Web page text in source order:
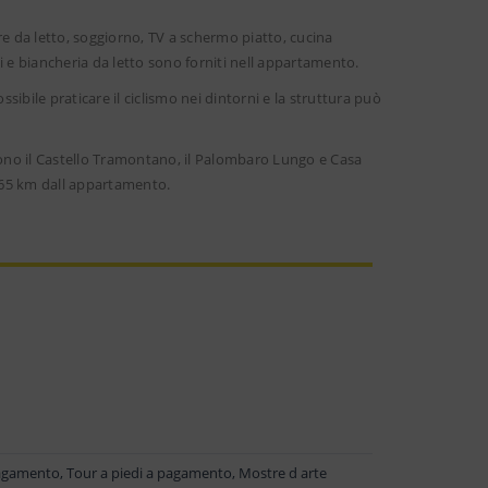
da letto, soggiorno, TV a schermo piatto, cucina
biancheria da letto sono forniti nell appartamento.
praticare il ciclismo nei dintorni e la struttura può
il Castello Tramontano, il Palombaro Lungo e Casa
km dall appartamento.
Tour a piedi a pagamento, Mostre d arte